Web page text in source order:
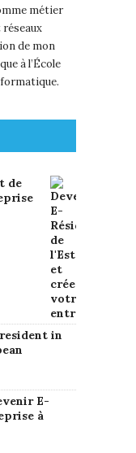
métier
de mon
à l’École
de
in
E-
à